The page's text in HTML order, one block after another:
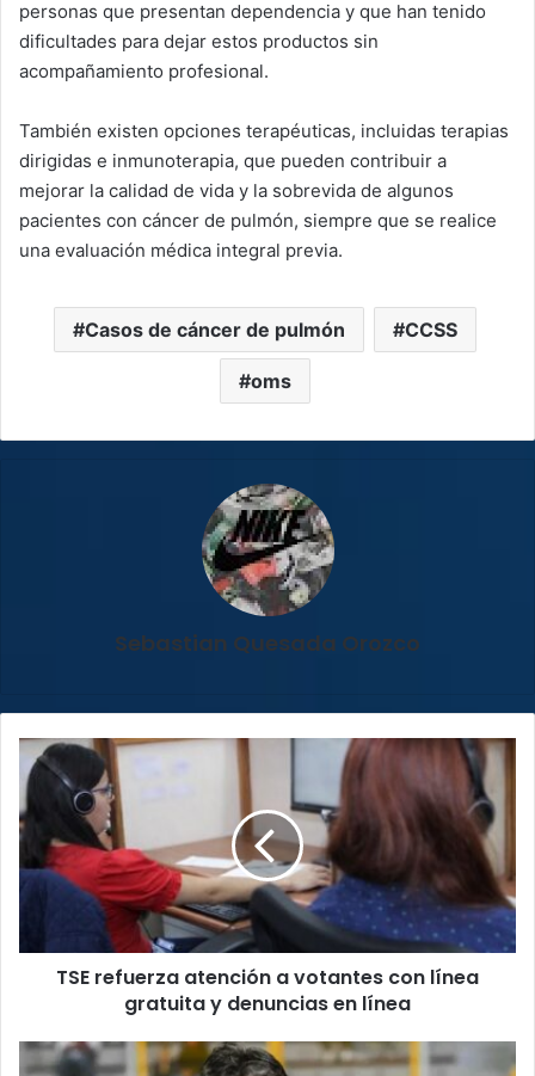
personas que presentan dependencia y que han tenido
dificultades para dejar estos productos sin
acompañamiento profesional.
También existen opciones terapéuticas, incluidas terapias
dirigidas e inmunoterapia, que pueden contribuir a
mejorar la calidad de vida y la sobrevida de algunos
pacientes con cáncer de pulmón, siempre que se realice
una evaluación médica integral previa.
Casos de cáncer de pulmón CCSS
oms
Sebastian Quesada Orozco
TSE
refuerza
atención
a
votantes
con
y
denunciasTSE refuerza atención a votantes con línea
gratuita y denuncias en línea
Oficial: